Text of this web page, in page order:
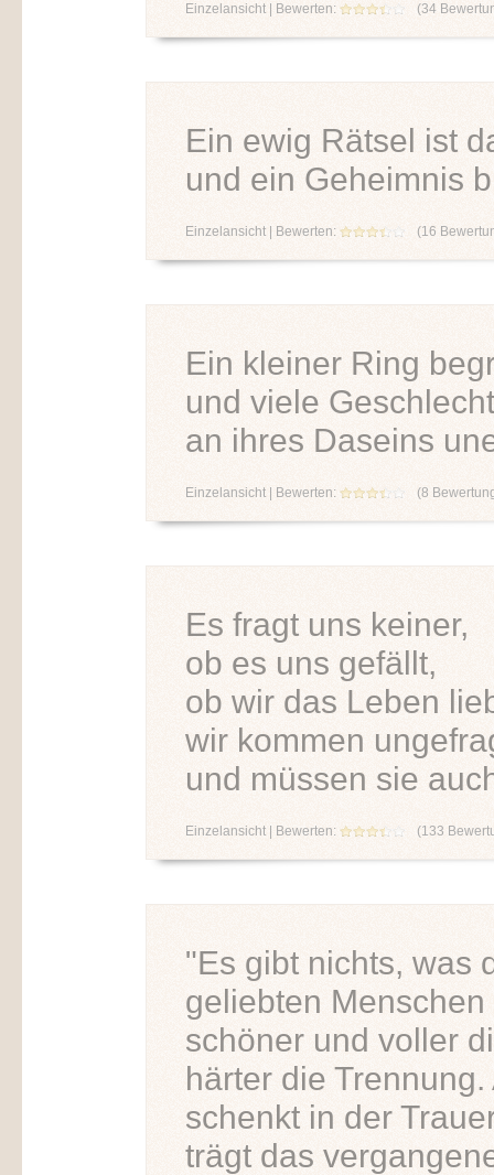
Einzelansicht| Bewerten: (34
Ein ewig Rätsel ist
und ein Geheimnis
Einzelansicht | Bewerten: (16
Ein kleiner Ring
und viele
an ihres Daseins
Einzelansicht| Bewerten: (8
Es fragt uns keiner,
ob es uns gefällt,
ob wir das Leben
wir kommen
und müssen sie
Einzelansicht | Bewerten: (133
"Es gibt nichts, was
geliebten
schöner und voller
härter die
schenkt in der
trägt das